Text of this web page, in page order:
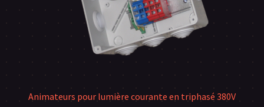
Animateurs pour lumière courante en triphasé 380V